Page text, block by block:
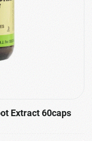
Extract 60caps